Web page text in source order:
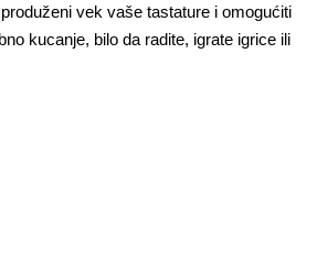
vek vaše tastature i omogućiti
kucanje, bilo da radite, igrate igrice ili